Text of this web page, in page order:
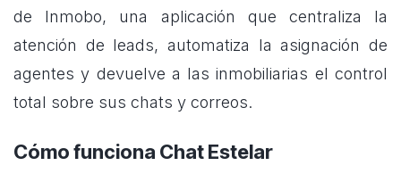
de Inmobo, una aplicación que centraliza la
atención de leads, automatiza la asignación de
agentes y devuelve a las inmobiliarias el control
total sobre sus chats y correos.
Cómo funciona Chat Estelar